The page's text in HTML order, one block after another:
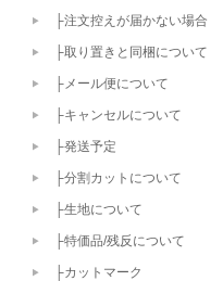
├注文控えが届かない場合
├取り置きと同梱について
├メール便について
├キャンセルについて
├発送予定
├分割カットについて
├生地について
├特価品/残反について
├カットマーク